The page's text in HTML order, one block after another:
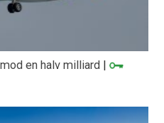
en halv milliard |